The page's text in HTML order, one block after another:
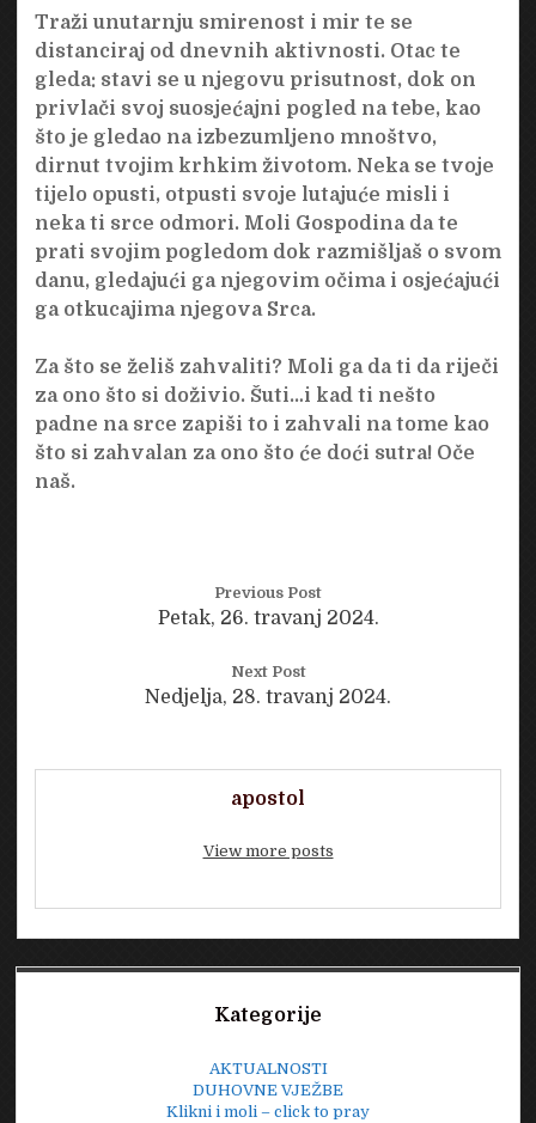
Traži unutarnju smirenost i mir te se
distanciraj od dnevnih aktivnosti. Otac te
gleda: stavi se u njegovu prisutnost, dok on
privlači svoj suosjećajni pogled na tebe, kao
što je gledao na izbezumljeno mnoštvo,
dirnut tvojim krhkim životom. Neka se tvoje
tijelo opusti, otpusti svoje lutajuće misli i
neka ti srce odmori. Moli Gospodina da te
prati svojim pogledom dok razmišljaš o svom
danu, gledajući ga njegovim očima i osjećajući
ga otkucajima njegova Srca.
Za što se želiš zahvaliti? Moli ga da ti da riječi
za ono što si doživio. Šuti…i kad ti nešto
padne na srce zapiši to i zahvali na tome kao
što si zahvalan za ono što će doći sutra! Oče
naš.
Previous Post
Petak, 26. travanj 2024.
Next Post
Nedjelja, 28. travanj 2024.
apostol
View more posts
Kategorije
AKTUALNOSTI
DUHOVNE VJEŽBE
Klikni i moli – click to pray